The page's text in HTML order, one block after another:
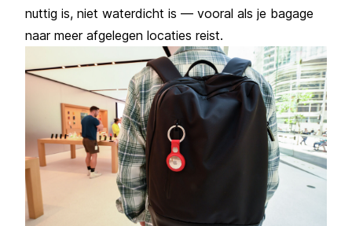
nuttig is, niet waterdicht is — vooral als je bagage
naar meer afgelegen locaties reist.